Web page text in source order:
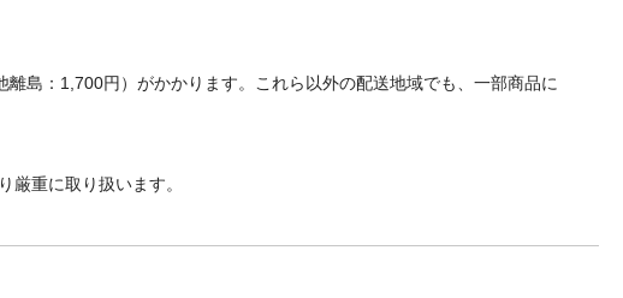
島：1,700円）がかかります。これら以外の配送地域でも、一部商品に
重に取り扱います。